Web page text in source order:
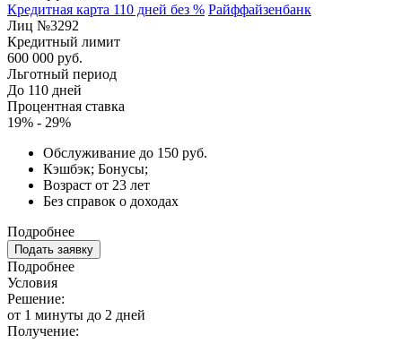
Кредитная карта 110 дней без % Райффайзенбанк
Лиц №3292
Кредитный лимит
600 000 руб.
Льготный период
До 110 дней
Процентная ставка
19% - 29%
Обслуживание до 150 руб.
Кэшбэк; Бонусы;
Возраст от 23 лет
Без справок о доходах
Подробнее
Подать заявку
Подробнее
Условия
Решение:
от 1 минуты до 2 дней
Получение: